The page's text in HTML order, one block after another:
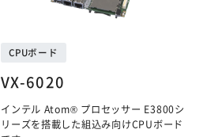
CPUボード
VX-6020
インテル Atom® プロセッサー E3800シ
リーズを搭載した組込み向けCPUボード